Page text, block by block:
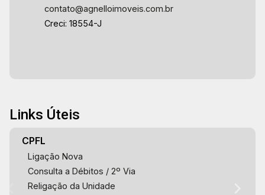
contato@agnelloimoveis.com.br
Creci: 18554-J
Links Úteis
CPFL
Ligação Nova
Consulta a Débitos / 2º Via
Religação da Unidade